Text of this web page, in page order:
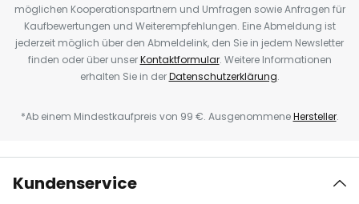
möglichen Kooperationspartnern und Umfragen sowie Anfragen für
Kaufbewertungen und Weiterempfehlungen. Eine Abmeldung ist
jederzeit möglich über den Abmeldelink, den Sie in jedem Newsletter
finden oder über unserKontaktformular. Weitere Informationen
erhalten Sie in derDatenschutzerklärung.
*Ab einem Mindestkaufpreis von 99 €. AusgenommeneHersteller.
Kundenservice